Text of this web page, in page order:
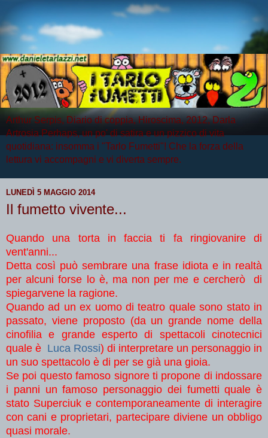
Arthur Serpis, Diario di coppia, Hiroscima, 2012, Darla
Artrosia Perhaps, un po' di satira e un pizzico di vita
quotidiana: insomma i "Tarlo Fumetti"! Che la forza della
lettura vi accompagni e vi diverta sempre.
LUNEDÌ 5 MAGGIO 2014
Il fumetto vivente...
Quando una torta in faccia ti fa ringiovanire di
vent'anni...
Detta così può sembrare una frase idiota e in realtà
per alcuni forse lo è, ma non per me e cercherò di
spiegarvene la ragione.
Quando ad un ex uomo di teatro quale sono stato in
passato, viene proposto (da un grande nome della
cinofilia e grande esperto di spettacoli cinotecnici
quale è Luca Rossi) di interpretare un personaggio in
un suo spettacolo è di per se già una gioia.
Se poi questo famoso signore ti propone di indossare
i panni un famoso personaggio dei fumetti quale è
stato Superciuk e contemporaneamente di interagire
con cani e proprietari, partecipare diviene un obbligo
quasi morale.